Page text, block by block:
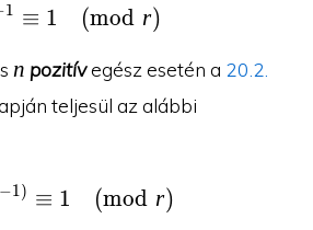
x^{r-1}\equiv 1\pmod r
1 ≡ 1 (mod r)
n
n pozitívegész esetén a 20.2.
teljesül az alábbi
x^{n\cdot (r-1)}\equiv
−1) ≡ 1 (mod r)